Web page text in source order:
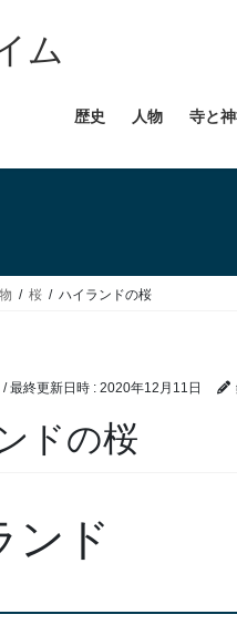
ム
歴史 人物 寺と
桜 ハイランドの桜
/ 最終更新日時 : 2020年12月11日
ドの桜
ンド